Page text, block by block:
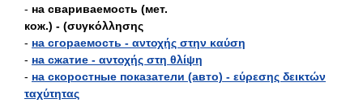
- на свариваемость (мет.
кож.) - (συγκόλλησης
- на сгораемость - αντοχής στην καύση
- на сжатие - αντοχής στη θλίψη
- на скоростные показатели (авто) - εύρεσης δεικτών
ταχύτητας